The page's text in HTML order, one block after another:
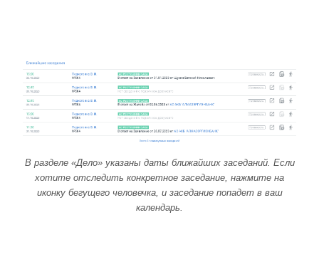
В разделе «Дело» указаны даты ближайших заседаний. Если
хотите отследить конкретное заседание, нажмите на
иконку бегущего человечка, и заседание попадет в ваш
календарь.